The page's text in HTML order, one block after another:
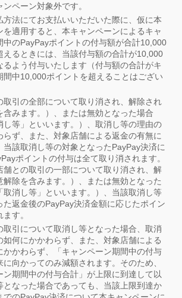
ペーン対象外です。
方法にてお支払いいただいた際に、仮に本
を適用すると、本キャンペーンによるキャ
中のPayPayポイントの付与額が合計10,000
えるときには、当該付与額の合計が10,000
るよう付与いたします（付与額の合計がキ
間中10,000ポイントを超えることはござい
取引の全部について取り消され、解除され
含みます。）、または無効となった場合
し等」といいます。）、取消し等の理由の
らず、また、対象店舗による返金の有無に
当該取消し等の対象となったPayPay決済に
ポイントの付与は全て取り消されます。
舗との取引の一部について取り消され、解
解除を含みます。）、または無効となった
取消し等」といいます。）、当該取消し等
た返金後のPayPay決済金額に応じたポイン
す。
取引について取消し等となった場合、取消
如何にかかわらず、また、対象店舗による
かかわらず、「キャンペーン期間中の付与
向かってのみ減額されます。そのため、
ン期間中の付与合計」が上限に到達して以
となった場合であっても、当該上限到達か